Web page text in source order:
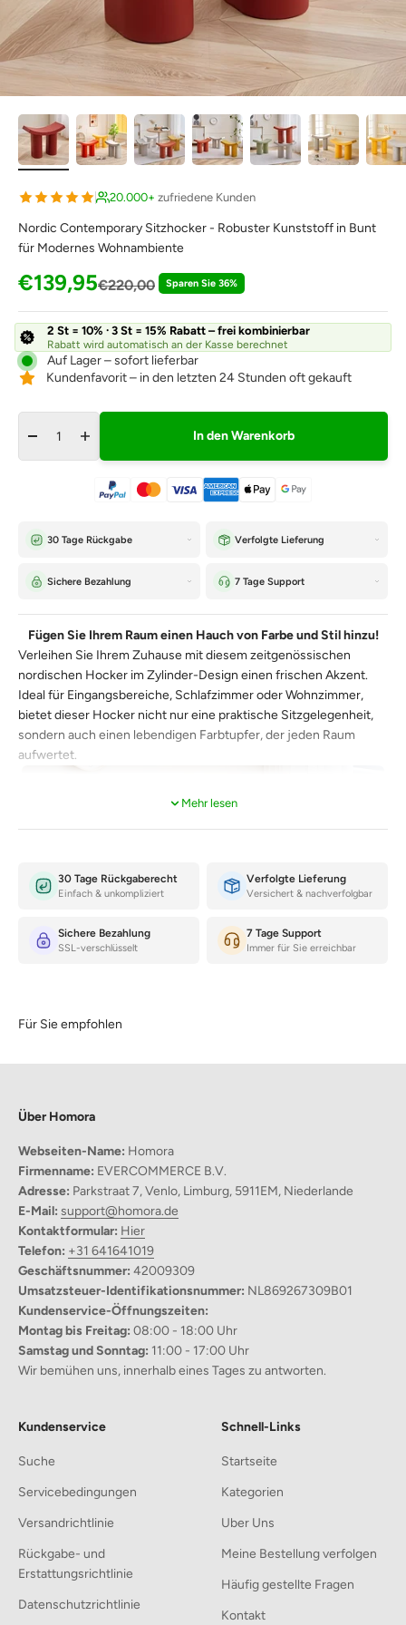
20.000+ zufriedene Kunden
Nordic Contemporary Sitzhocker - Robuster Kunststoff in Bunt
für Modernes Wohnambiente
Angebot
€139,95Regulärer Preis
€220,00 Sparen Sie 36%
2 St = 10% · 3 St = 15% Rabatt – frei kombinierbar
Rabatt wird automatisch an der Kasse berechnet
Auf Lager – sofort lieferbar
Kundenfavorit – in den letzten 24 Stunden oft gekauft
In den Warenkorb
30 Tage Rückgabe Verfolgte Lieferung
Sichere Bezahlung 7 Tage Support
Fügen Sie Ihrem Raum einen Hauch von Farbe und Stil hinzu!
Verleihen Sie Ihrem Zuhause mit diesem zeitgenössischen
nordischen Hocker im Zylinder-Design einen frischen Akzent.
Ideal für Eingangsbereiche, Schlafzimmer oder Wohnzimmer,
bietet dieser Hocker nicht nur eine praktische Sitzgelegenheit,
sondern auch einen lebendigen Farbtupfer, der jeden Raum
aufwertet.
Vielseitige Farboptionen
Wählen Sie aus leuchtendem Rot, Schwarz, Grau oder Gelb, um
den perfekten Akzent für Ihre Einrichtung zu finden.
Robuste Konstruktion
Hergestellt aus langlebigem Kunststoff, ist dieser Hocker sowohl
für Kinder als auch für Erwachsene geeignet und hält den
täglichen Anforderungen stand.
Platzsparendes Design
Obwohl er nicht klappbar oder höhenverstellbar ist, lässt sich der
Hocker leicht stapeln, wenn er nicht in Gebrauch ist, und spart so
Platz.
Fertig montiert
verlieren.
Mehr lesen
30 Tage Rückgaberecht
Einfach & unkompliziert
Verfolgte Lieferung
Versichert & nachverfolgbar
Sichere Bezahlung
SSL-verschlüsselt
7 Tage Support
Immer für Sie erreichbar
Für Sie empfohlen
Über Homora
Webseiten-Name: Homora
Firmenname: EVERCOMMERCE B.V.
Adresse: Parkstraat 7, Venlo, Limburg, 5911EM, Niederlande
E-Mail: support@homora.de
Kontaktformular: Hier
Telefon: +31 641641019
Geschäftsnummer: 42009309
Umsatzsteuer-Identifikationsnummer: NL869267309B01
Kundenservice-Öffnungszeiten:
Montag bis Freitag: 08:00 - 18:00 Uhr
Samstag und Sonntag: 11:00 - 17:00 Uhr
Wir bemühen uns, innerhalb eines Tages zu antworten.
Kundenservice
Suche
Servicebedingungen
Versandrichtlinie
Rückgabe- und
Erstattungsrichtlinie
Datenschutzrichtlinie
Schnell-Links
Startseite
Kategorien
Uber Uns
Meine Bestellung verfolgen
Häufig gestellte Fragen
Kontakt